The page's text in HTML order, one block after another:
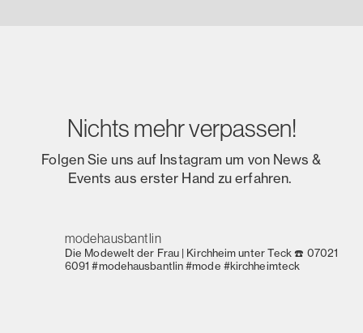
Nichts mehr verpassen!
Folgen Sie uns auf Instagram um von News &
Events aus erster Hand zu erfahren.
modehausbantlin
Die Modewelt der Frau | Kirchheim unter Teck☎️ 07021
6091 #modehausbantlin #mode #kirchheimteck